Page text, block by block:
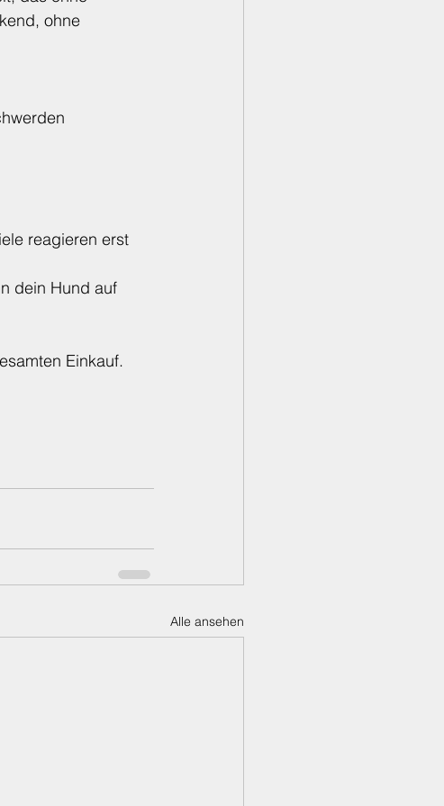
ohne
reagieren erst
dein Hund auf
Einkauf.
Alle ansehen